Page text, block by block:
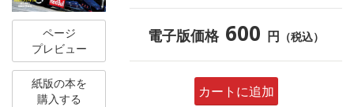
ページ
プレビュー
紙版の本を
購入する
電子版価格 600 円 （税込）
カートに追加